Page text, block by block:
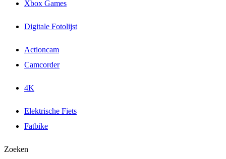
Xbox Games
Digitale Fotolijst
Actioncam
Camcorder
4K
Elektrische Fiets
Fatbike
Zoeken